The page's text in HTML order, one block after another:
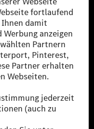
vermiedene oder nicht
Benz Group durch
werden.
von MB.CHARGE
Sofern an der jeweiligen
Energien vorliegt,
Diese stellen
Public eine äquivalente
Stromnetz eingespeist wird.
vorgeschriebenen
Light vehicles Test